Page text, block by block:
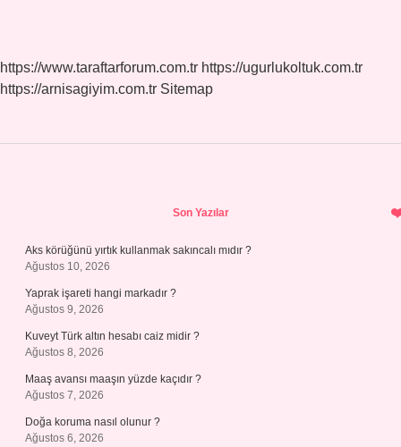
https://www.taraftarforum.com.tr https://ugurlukoltuk.com.tr
https://arnisagiyim.com.tr Sitemap
Son Yazılar
Aks körüğünü yırtık kullanmak sakıncalı mıdır ?
Ağustos 10, 2026
Yaprak işareti hangi markadır ?
Ağustos 9, 2026
Kuveyt Türk altın hesabı caiz midir ?
Ağustos 8, 2026
Maaş avansı maaşın yüzde kaçıdır ?
Ağustos 7, 2026
Doğa koruma nasıl olunur ?
Ağustos 6, 2026